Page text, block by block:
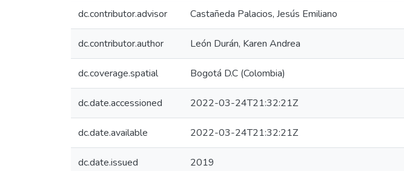
dc.contributor.advisor Castañeda Palacios, Jesús Emiliano
dc.contributor.author León Durán, Karen Andrea
dc.coverage.spatial Bogotá D.C (Colombia)
dc.date.accessioned 2022-03-24T21:32:21Z
dc.date.available 2022-03-24T21:32:21Z
dc.date.issued 2019